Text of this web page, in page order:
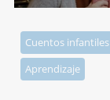
Cuentos infantiles
Aprendizaje